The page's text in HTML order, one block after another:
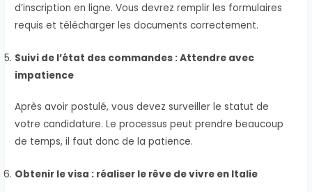
d’inscription en ligne. Vous devrez remplir les formulaires
requis et télécharger les documents correctement.
Suivi de l’état des commandes : Attendre avec
impatience
Après avoir postulé, vous devez surveiller le statut de
votre candidature. Le processus peut prendre beaucoup
de temps, il faut donc de la patience.
Obtenir le visa : réaliser le rêve de vivre en Italie